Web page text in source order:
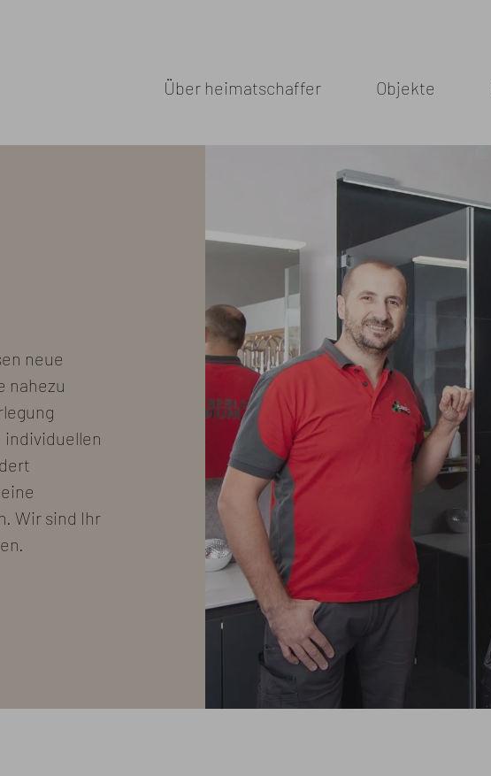
Über heimatschaffer Objekte
neue
nahezu
individuellen
Wir sind Ihr